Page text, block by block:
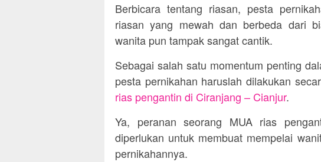
Berbicara tentang riasan, pesta
riasan yang mewah dan berbeda dari
wanita pun tampak sangat cantik.
Sebagai salah satu momentum penting
pesta pernikahan haruslah dilakukan
rias pengantin di Ciranjang – Cianjur.
Ya, peranan seorang MUA rias
diperlukan untuk membuat mempelai
pernikahannya.